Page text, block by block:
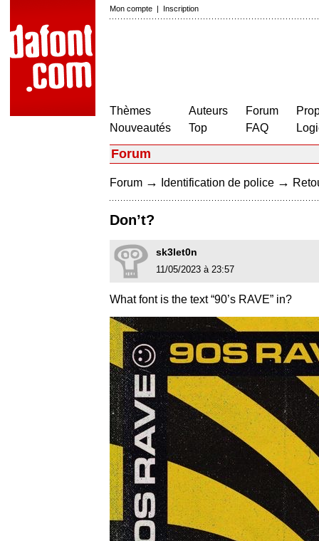
Mon compte | Inscription
Thèmes
Nouveautés
Auteurs
Top
Forum
FAQ
Forum
Forum → Identification de police →
Don’t?
sk3let0n
11/05/2023 à 23:57
What font is the text “90’s RAVE” in?